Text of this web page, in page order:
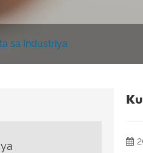
sa Industriya